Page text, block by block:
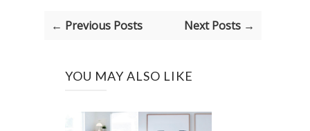
← Previous Posts Next Posts →
YOU MAY ALSO LIKE